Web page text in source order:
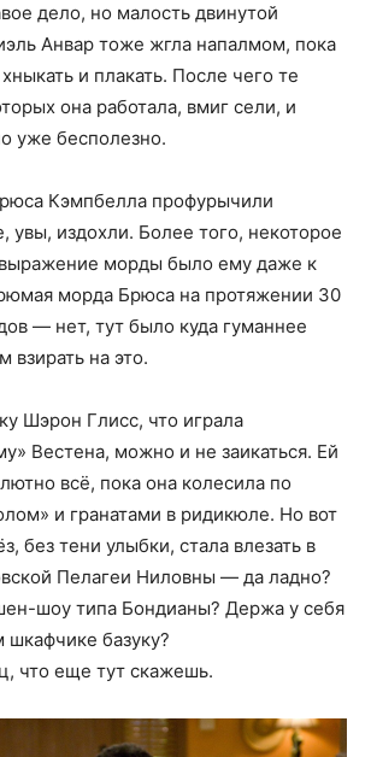
дело, но малость двинутой
Анвар тоже жгла напалмом, пока
и плакать. После чего те
она работала, вмиг сели, и
уже бесполезно.
Кэмпбелла профурычили
увы, издохли. Более того, некоторое
морды было ему даже к
морда Брюса на протяжении 30
— нет, тут было куда гуманнее
взирать на это.
Шэрон Глисс, что играла
Вестена, можно и не заикаться. Ей
всё, пока она колесила по
и гранатами в ридикюле. Но вот
без тени улыбки, стала влезать в
Пелагеи Ниловны — да ладно?
шоу типа Бондианы? Держа у себя
базуку?
что еще тут скажешь.